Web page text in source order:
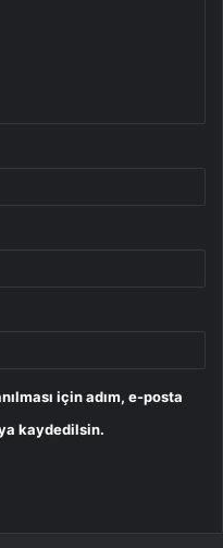
için adım, e-posta
kaydedilsin.